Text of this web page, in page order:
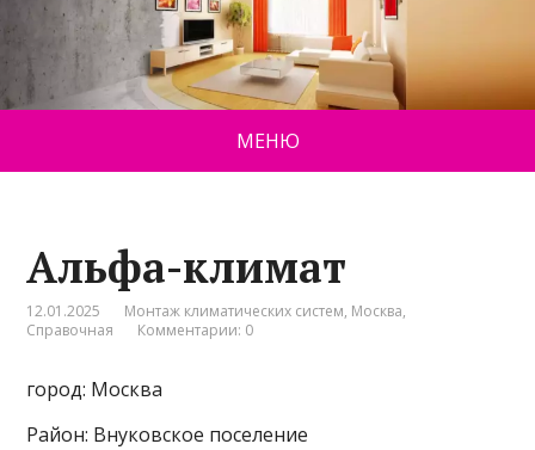
МЕНЮ
Альфа-климат
12.01.2025 Монтаж климатических систем, Москва,
Справочная
Комментарии: 0
город: Москва
Район: Внуковское поселение